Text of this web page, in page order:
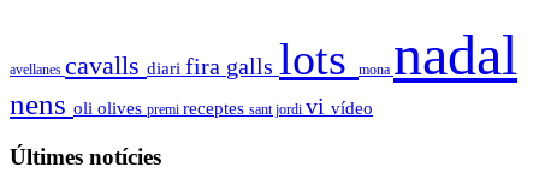
avellanes cavalls diari fira galls lots mona nadal
nens oli olives premi receptes sant jordi vi vídeo
Últimes notícies